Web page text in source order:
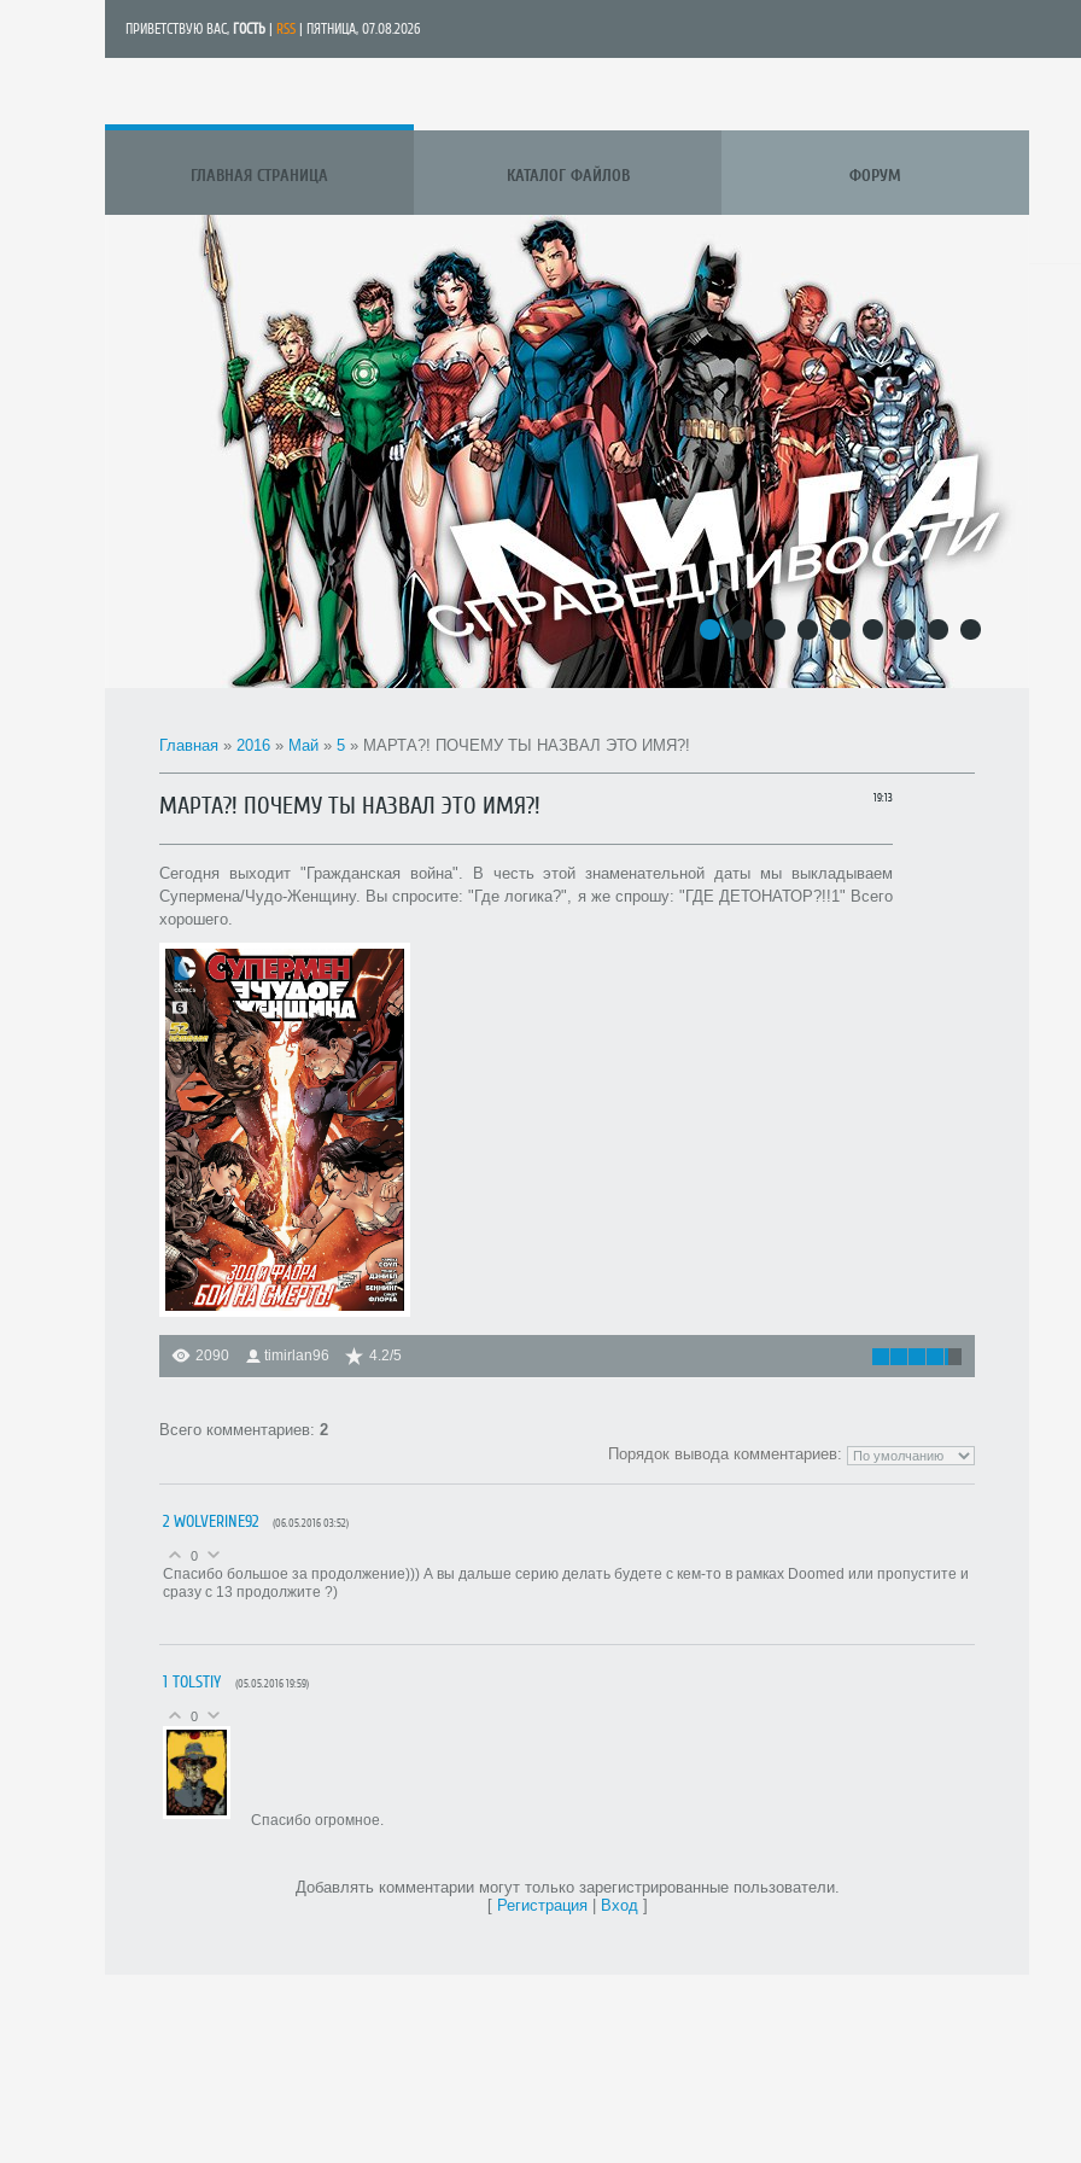
ПРИВЕТСТВУЮ ВАС, ГОСТЬ RSS | ПЯТНИЦА, 07.08.2026
ГЛАВНАЯ СТРАНИЦА КАТАЛОГ ФАЙЛОВ ФОРУМ
1
2 4 6 7
Главная » 2016 » Май » 5 » МАРТА?! ПОЧЕМУ ТЫ НАЗВАЛ ЭТО ИМЯ?!
19:13
МАРТА?! ПОЧЕМУ ТЫ НАЗВАЛ ЭТО ИМЯ?!
Сегодня выходит "Гражданская война". В честь этой знаменательной даты мы выкладываем
Супермена/Чудо-Женщину. Вы спросите: "Где логика?", я же спрошу: "ГДЕ ДЕТОНАТОР?!!1" Всего
хорошего.
2090 timirlan96 4.2/5
Всего комментариев: 2
Порядок вывода комментариев:
2 WOLVERINE92 (06.05.2016 03:52)
0
Спасибо большое за продолжение))) А вы дальше серию делать будете с кем-то в рамках Doomed или пропустите и
сразу с 13 продолжите ?)
1 TOLSTIY (05.05.2016 19:59)
0
Спасибо огромное.
Добавлять комментарии могут только зарегистрированные пользователи.
[ Регистрация| Вход]